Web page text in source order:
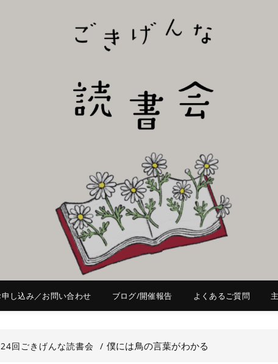
ごき
申し込み／お問い合わせ ブログ/開催報告 よくあるご質問
回ごきげんな読書会 僕には鳥の言葉がわかる